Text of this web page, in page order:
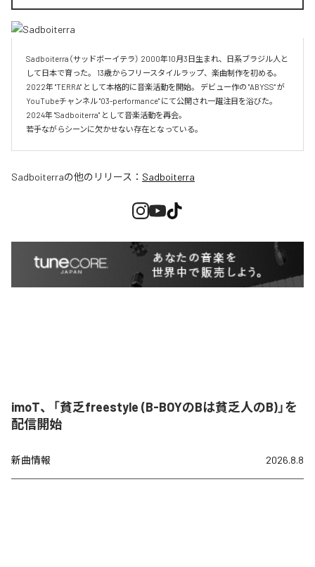
Sadboiterra（サッドボーイテラ） 2000年10月3日生まれ、日系ブラジル人と
して日本で育った。 13歳からフリースタイルラップ、楽曲制作を初める。
2022年 "TERRA" として本格的に音楽活動を開始。 デビュー作の "ABYSS" が
YouTubeチャンネル "03-performance" にて公開され一躍注目を浴びた。
2024年 "Sadboiterra" として音楽活動を再会。
若手ながらシーンに欠かせない存在となっている。
Sadboiterraの他のリリース： Sadboiterra
imoT、「貧乏freestyle (B-BOYのBは貧乏人のB)」を
配信開始
新曲情報 2026.8.8